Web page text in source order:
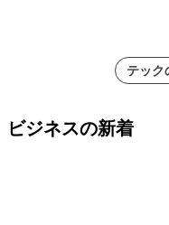
テック
ビジネスの新着